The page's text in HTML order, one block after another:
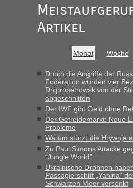
Ist korrekt, aber ich finde man hätte
darauf hinweisen können.
War aber nicht "böse" gemeint ...
buchbar - warum auch immer ...
Hab´s versucht - bekomme aber
Strecke fahren wir nicht"
MHG1023 inBerichte und
die Ukraine
„Man sollte aber explizit dazu
LeoExpress ist - und nur auf deren
Fahrkarten kaufen. Zumindest ist
Verbindung von Deutschland...“
Artikel
Monat Woche
Durch die Angriffe der
Föderation wurden vier
Dnipropetrowsk von der
abgeschnitten
Der IWF gibt Geld ohne
Der Getreidemarkt: Neue
Probleme
Warum stürzt die Hrywnja
Zu Paul Simons Attacke
“Jungle World”
Ukrainische Drohnen
Passagierschiff „Yanina“
Schwarzen Meer versenkt